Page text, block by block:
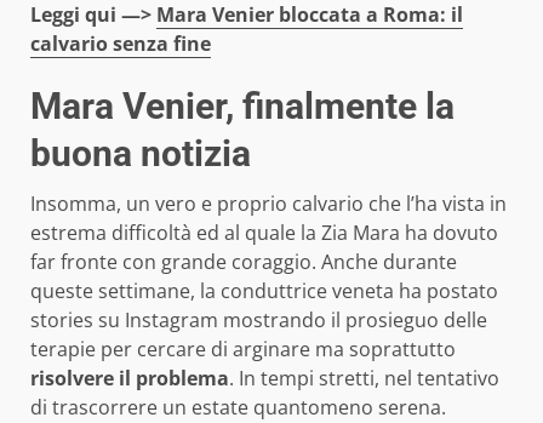
Leggi qui —> Mara Venier bloccata a Roma: il
calvario senza fine
Mara Venier, finalmente la
buona notizia
Insomma, un vero e proprio calvario che l’ha vista in
estrema difficoltà ed al quale la Zia Mara ha dovuto
far fronte con grande coraggio. Anche durante
queste settimane, la conduttrice veneta ha postato
stories su Instagram mostrando il prosieguo delle
terapie per cercare di arginare ma soprattutto
risolvere il problema. In tempi stretti, nel tentativo
di trascorrere un estate quantomeno serena.